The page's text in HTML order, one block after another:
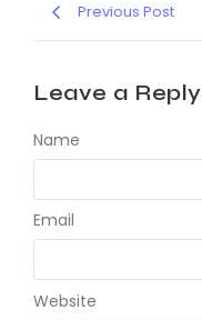
Previous Post
Leave a Reply
Name
Email
Website